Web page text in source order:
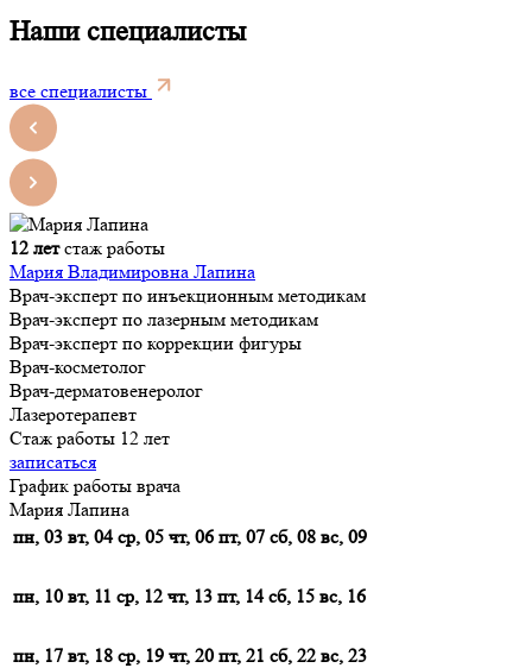
Наши специалисты
все специалисты
12 летстаж работы
Мария Владимировна Лапина
Врач-эксперт по инъекционным методикам
Врач-эксперт по лазерным методикам
Врач-эксперт по коррекции фигуры
Врач-косметолог
Врач-дерматовенеролог
Лазеротерапевт
Стаж работы 12 лет
записаться
График работы врача
Мария Лапина
пн, 03 вт, 04 ср, 05 чт, 06 пт, 07 сб, 08 вс, 09
пн, 10 вт, 11 ср, 12 чт, 13 пт, 14 сб, 15 вс, 16
пн, 17 вт, 18 ср, 19 чт, 20 пт, 21 сб, 22 вс, 23